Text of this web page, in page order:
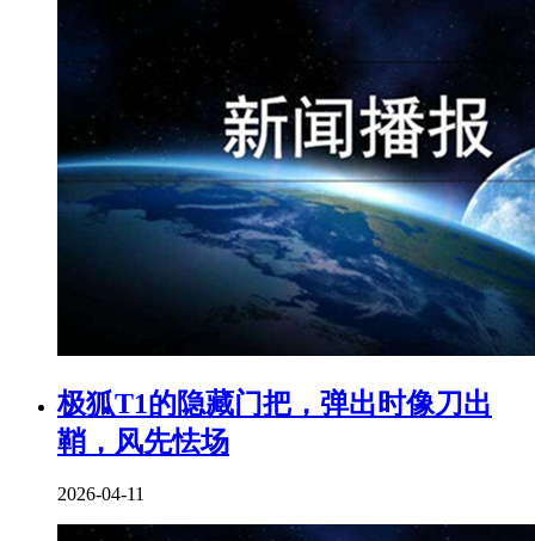
极狐T1的隐藏门把，弹出时像刀出
鞘，风先怯场
2026-04-11